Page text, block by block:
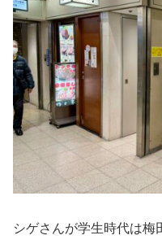
シゲさんが学生時代は梅